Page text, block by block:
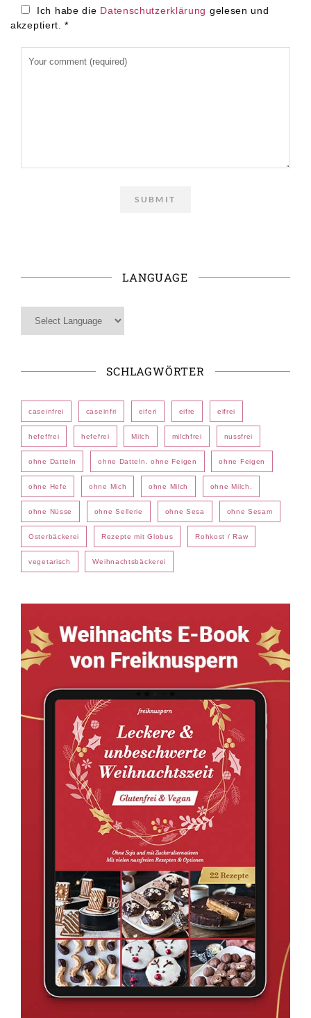
Ich habe die Datenschutzerklärung gelesen und
akzeptiert. *
LANGUAGE
SCHLAGWÖRTER
caseinfrei caseinfri eiferi eifre eifrei
hefeffrei hefefrei Milch milchfrei nussfrei
ohne Datteln ohne Datteln. ohne Feigen ohne Feigen
ohne Hefe ohne Mich ohne Milch ohne Milch.
ohne Nüsse ohne Sellerie ohne Sesa ohne Sesam
Osterbäckerei Rezepte mit Globus Rohkost / Raw
vegetarisch Weihnachtsbäckerei